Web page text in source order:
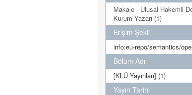
Makale - Ulusal Hakemli
Kurum Yazarı (1)
Erişim Şekli
info:eu-repo/semantics/
Bölüm Adı
[KLÜ Yayınları] (1)
Yayın Tarihi